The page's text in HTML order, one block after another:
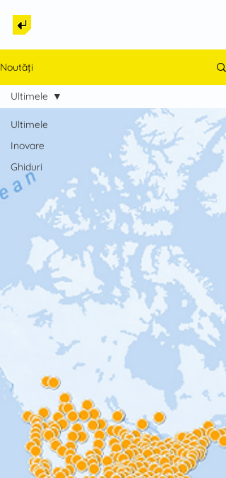
Noutăți
Ultimele
Inovare
Ghiduri
Ultimele